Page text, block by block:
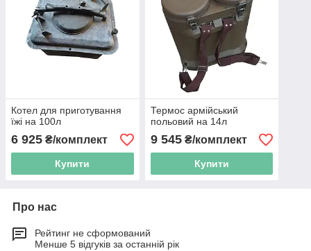
Котел для приготування
їжі на 100л
6 925 ₴/комплект
Купити
Термос армійський
польовий на 14л
9 545₴/комплект
Купити
Про нас
Рейтинг не сформований
Менше 5 відгуків за останній рік